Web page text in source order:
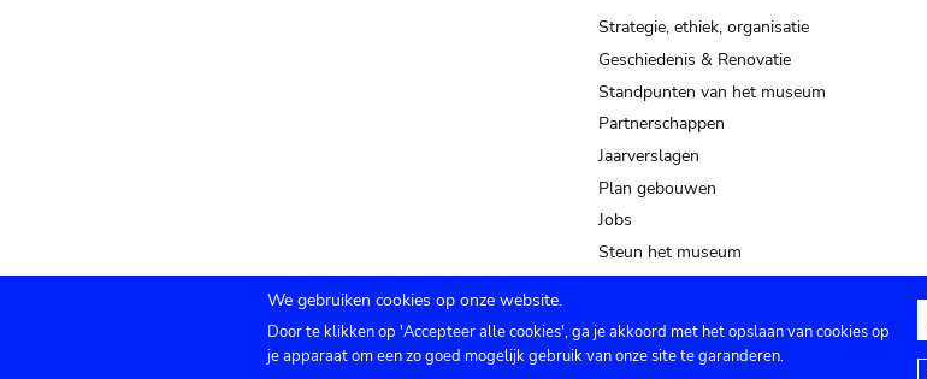
Strategie, ethiek, organisatie
Geschiedenis & Renovatie
Standpunten van het museum
Partnerschappen
Jaarverslagen
Plan gebouwen
Jobs
Steun het museum
Submenu
Agenda Pers Zaalverhuur Contact Privacy instellingen
We gebruiken cookies op onze website.
Door te klikken op 'Accepteer alle cookies', ga je akkoord met het opslaan van cookies op
je apparaat om een zo goed mogelijk gebruik van onze site te garanderen.